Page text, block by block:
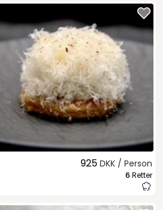
925 DKK / Person
6 Retter